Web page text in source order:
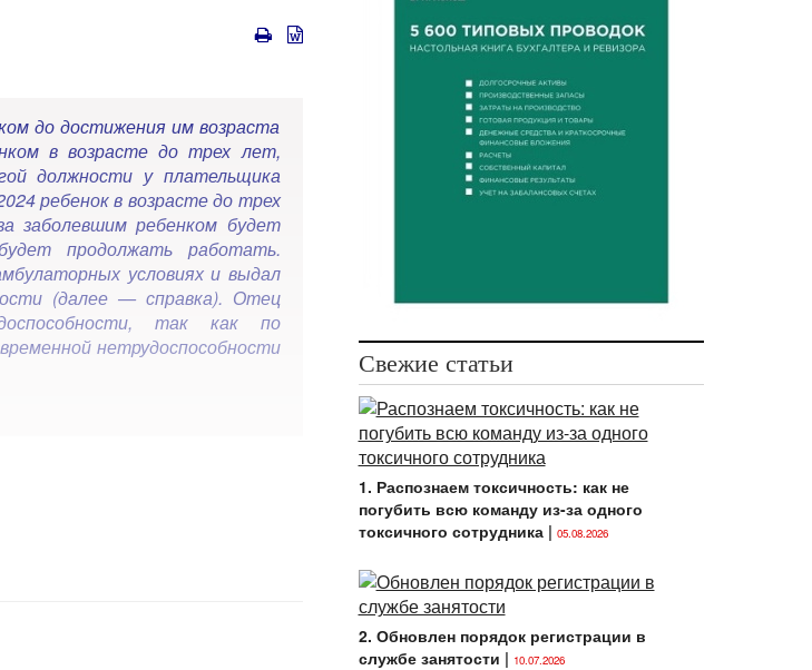
до достижения им возраста
в возрасте до трех лет,
должности у плательщика
ребенок в возрасте до трех
заболевшим ребенком будет
продолжать работать.
условиях и выдал
(далее — справка). Отец
так как по
нетрудоспособности
Свежие статьи
1. Распознаем токсичность: как не
погубить всю команду из-за одного
токсичного сотрудника| 05.08.2026
2. Обновлен порядок регистрации в
службе занятости | 10.07.2026